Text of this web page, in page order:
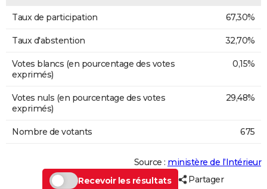
Taux de participation 67,30%
Taux d'abstention 32,70%
Votes blancs (en pourcentage des votes
exprimés)
0,15%
Votes nuls (en pourcentage des votes
exprimés)
29,48%
Nombre de votants 675
Source : ministère de l’Intérieur
Recevoir les résultats
Partager